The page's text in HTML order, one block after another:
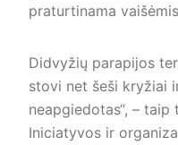
praturtinama
Didvyžių parapijos
stovi net šeši kryžiai
neapgiedotas“, –
Iniciatyvos ir